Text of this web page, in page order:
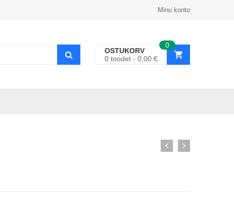
Minu konto
0
OSTUKORV
0 toodet 0,00 €